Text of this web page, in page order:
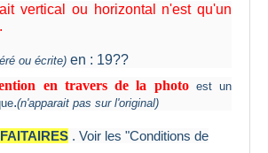
vertical ou horizontal n'est qu'un
ou écrite) en : 19??
en travers de la photo est un
.(n'apparait pas sur l'original)
. Voir les "Conditions de